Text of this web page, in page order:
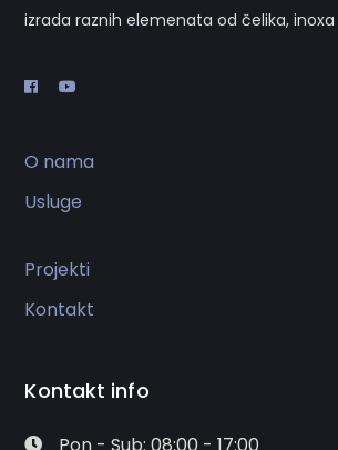
izrada raznih elemenata od čelika, inoxa
O nama
Usluge
Projekti
Kontakt
Kontakt info
Pon - Sub: 08:00 - 17:00